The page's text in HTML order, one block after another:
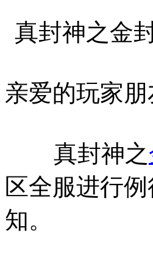
真封神之金
亲爱的玩家朋
真封神之
区全服进行
知。